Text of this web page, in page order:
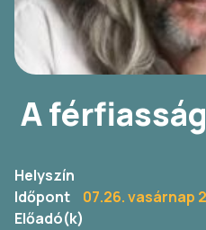
A
Helyszín
Időpont
07.26. vasárnap
Előadó(k)